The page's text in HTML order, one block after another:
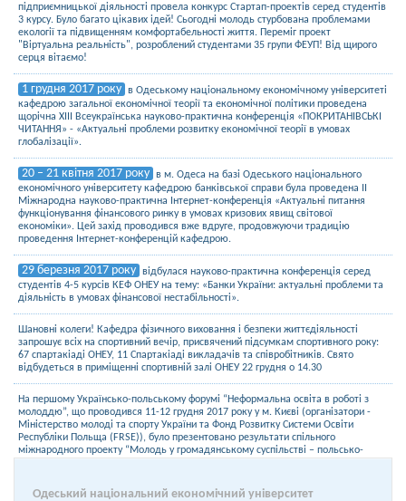
підприємницької діяльності провела конкурс Стартап-проектів серед студентів
3 курсу. Було багато цікавих ідей! Сьогодні молодь стурбована проблемами
екології та підвищенням комфортабельності життя. Переміг проект
"Віртуальна реальність", розроблений студентами 35 групи ФЕУП! Від щирого
серця вітаємо!
1 грудня 2017 року в Одеському національному економічному університеті
кафедрою загальної економічної теорії та економічної політики проведена
щорічна ХІІІ Всеукраїнська науково-практична конференція «ПОКРИТАНІВСЬКІ
ЧИТАННЯ» - «Актуальні проблеми розвитку економічної теорії в умовах
глобалізації».
20 – 21 квітня 2017 року в м. Одеса на базі Одеського національного
економічного університету кафедрою банківської справи була проведена ІІ
Міжнародна науково-практична Інтернет-конференція «Актуальні питання
функціонування фінансового ринку в умовах кризових явищ світової
економіки». Цей захід проводився вже вдруге, продовжуючи традицію
проведення Інтернет-конференцій кафедрою.
29 березня 2017 року відбулася науково-практична конференція серед
студентів 4-5 курсів КЕФ ОНЕУ на тему: «Банки України: актуальні проблеми та
діяльність в умовах фінансової нестабільності».
Шановні колеги! Кафедра фізичного виховання і безпеки життєдіяльності
запрошує всіх на спортивний вечір, присвячений підсумкам спортивного року:
67 спартакіаді ОНЕУ, 11 Спартакіаді викладачів та співробітників. Свято
відбудеться в приміщенні спортивній залі ОНЕУ 22 грудня о 14.30
На першому Українсько-польському форумі “Неформальна освіта в роботі з
молоддю”, що проводився 11-12 грудня 2017 року у м. Києві (організатори -
Міністерство молоді та спорту України та Фонд Розвитку Системи Освіти
Республіки Польща (FRSE)), було презентовано результати спільного
міжнародного проекту “Молодь у громадянському суспільстві – польсько-
14 грудня 2017 року , на запрошення кафедри економіки, права та
Одеський національний економічний університет